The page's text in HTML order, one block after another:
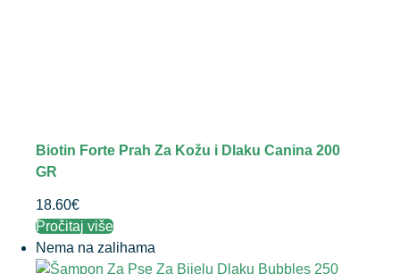
Biotin Forte Prah Za Kožu i Dlaku Canina 200
GR
18.60€
Pročitaj više
Nema na zalihama